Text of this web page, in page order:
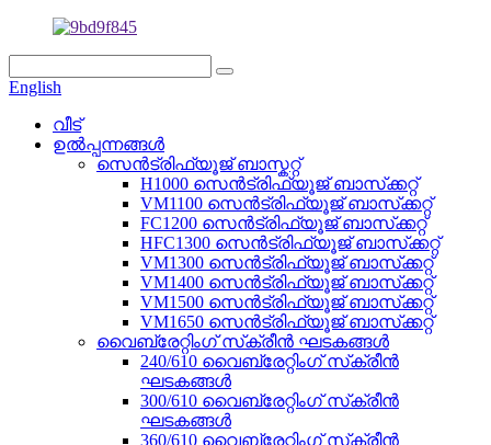
English
വീട്
ഉൽപ്പന്നങ്ങൾ
സെൻട്രിഫ്യൂജ് ബാസ്കറ്റ്
H1000 സെൻട്രിഫ്യൂജ് ബാസ്‌ക്കറ്റ്
VM1100 സെൻട്രിഫ്യൂജ് ബാസ്‌ക്കറ്റ്
FC1200 സെൻട്രിഫ്യൂജ് ബാസ്‌ക്കറ്റ്
HFC1300 സെൻട്രിഫ്യൂജ് ബാസ്‌ക്കറ്റ്
VM1300 സെൻട്രിഫ്യൂജ് ബാസ്‌ക്കറ്റ്
VM1400 സെൻട്രിഫ്യൂജ് ബാസ്‌ക്കറ്റ്
VM1500 സെൻട്രിഫ്യൂജ് ബാസ്‌ക്കറ്റ്
VM1650 സെൻട്രിഫ്യൂജ് ബാസ്‌ക്കറ്റ്
വൈബ്രേറ്റിംഗ് സ്‌ക്രീൻ ഘടകങ്ങൾ
240/610 വൈബ്രേറ്റിംഗ് സ്‌ക്രീൻ
ഘടകങ്ങൾ
300/610 വൈബ്രേറ്റിംഗ് സ്‌ക്രീൻ
ഘടകങ്ങൾ
360/610 വൈബ്രേറ്റിംഗ് സ്‌ക്രീൻ